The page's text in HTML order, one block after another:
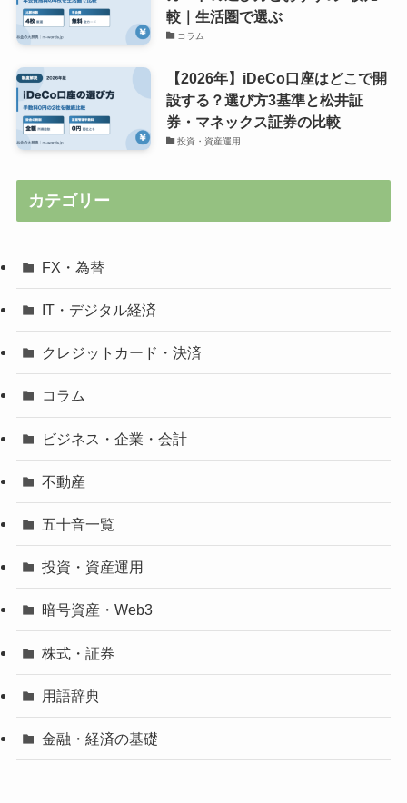
較｜生活圏で選ぶ
コラム
【2026年】iDeCo口座はどこで開
設する？選び方3基準と松井証
券・マネックス証券の比較
投資・資産運用
カテゴリー
FX・為替
IT・デジタル経済
クレジットカード・決済
コラム
ビジネス・企業・会計
不動産
五十音一覧
投資・資産運用
暗号資産・Web3
株式・証券
用語辞典
金融・経済の基礎